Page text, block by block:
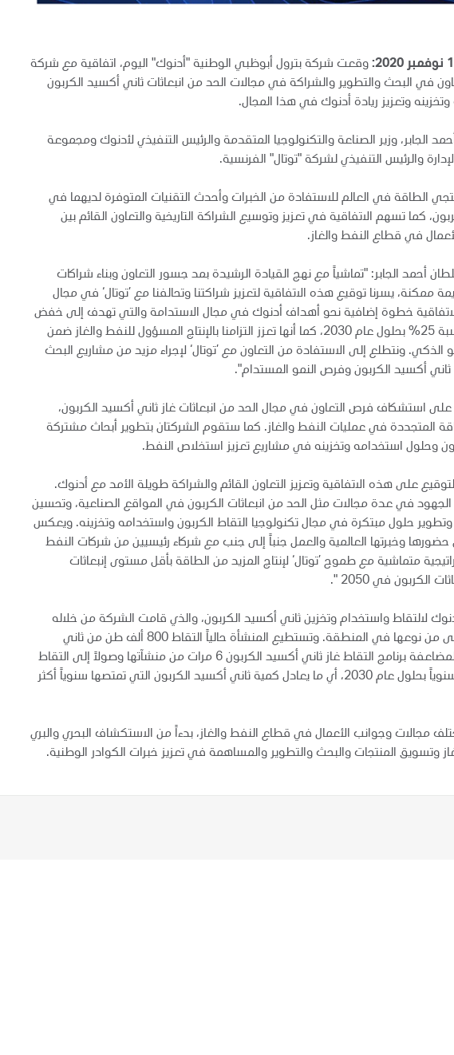
وقعت شركة بترول أبوظبي الوطنية "أدنوك" اليوم، اتفاقية مع شركة
في البحث والتطوير والشراكة في مجالات الحد من انبعاثات ثاني أكسيد الكربون
وتعزيز ريادة أدنوك في هذا المجال.
الجابر، وزير الصناعة والتكنولوجيا المتقدمة والرئيس التنفيذي لأدنوك ومجموعة
والرئيس التنفيذي لشركة "توتال" الفرنسية.
الطاقة في العالم للاستفادة من الخبرات وأحدث التقنيات المتوفرة لديهما في
كما تسهم الاتفاقية في تعزيز وتوسيع الشراكة التاريخية والتعاون القائم بين
في قطاع النفط والغاز.
أحمد الجابر: "تماشياً مع نهج القيادة الرشيدة بمد جسور التعاون وبناء شراكات
يسرنا توقيع هذه الاتفاقية لتعزيز شراكتنا وتحالفنا مع ’توتال‘ في مجال
خطوة إضافية نحو أهداف أدنوك في مجال الاستدامة والتي تهدف إلى خفض
الانبعاثات المسببة للاحتباس الحراري بنسبة 25% بحلول عام 2030، كما أنها تعزز التزامنا بالإنتاج المسؤول للنفط والغاز ضمن
أدنوك المتكاملة 2030 للنمو الذكي. ونتطلع إلى الاستفادة من التعاون مع ’توتال‘ لإجراء مزيد من مشاريع البحث
ثاني أكسيد الكربون وفرص النمو المستدام".
على استشكاف فرص التعاون في مجال الحد من انبعاثات غاز ثاني أكسيد الكربون،
المتجددة في عمليات النفط والغاز. كما ستقوم الشركتان بتطوير أبحاث مشتركة
وحلول استخدامه وتخزينه في مشاريع تعزيز استخلاص النفط.
على هذه الاتفاقية وتعزيز التعاون القائم والشراكة طويلة الأمد مع أدنوك.
في عدة مجالات مثل الحد من انبعاثات الكربون في المواقع الصناعية، وتحسين
حلول مبتكرة في مجال تكنولوجيا التقاط الكربون واستخدامه وتخزينه. ويعكس
حضورها وخبرتها العالمية والعمل جنباً إلى جنب مع شركاء رئيسيين من شركات النفط
متماشية مع طموح ’توتال‘ لإنتاج المزيد من الطاقة بأقل مستوى إنبعاثات
في 2050 ".
أدنوك لالتقاط واستخدام وتخزين ثاني أكسيد الكربون، والذي قامت الشركة من خلاله
بتأسيس منشأة "الريادة" التي تعد الأولى من نوعها في المنطقة. وتستطيع المنشأة حالياً التقاط 800 ألف طن من ثاني
أكسيد الكربون سنوياً، وتخطط أدنوك لمضاعفة برنامج التقاط غاز ثاني أكسيد الكربون 6 مرات من منشآتها وصولاً إلى التقاط
5 ملايين طن من ثاني أكسيد الكربون سنوياً بحلول عام 2030، أي ما يعادل كمية ثاني أكسيد الكربون التي تمتصها سنوياً أكثر
مجالات وجوانب الأعمال في قطاع النفط والغاز، بدءاً من الاستكشاف البحري والبري
وتسويق المنتجات والبحث والتطوير والمساهمة في تعزيز خبرات الكوادر الوطنية.